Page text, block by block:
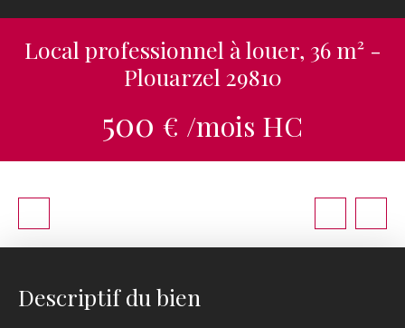
Local professionnel à louer, 36 m² -
Plouarzel 29810
500 € /mois HC
Descriptif du bien